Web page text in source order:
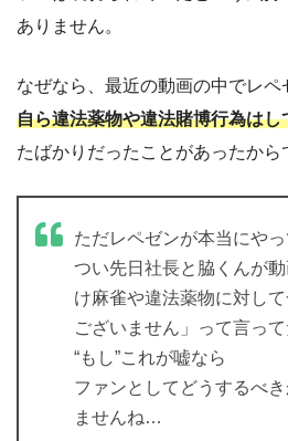
ありません。
なぜなら、最近の動画の中でレペ
自ら違法薬物や違法賭博行為はし
たばかりだったことがあったから
ただレペゼンが本当にや
つい先日社長と脇くんが
け麻雀や違法薬物に対し
ございません」って言っ
“もし”これが嘘なら
ファンとしてどうするべ
ませんね…